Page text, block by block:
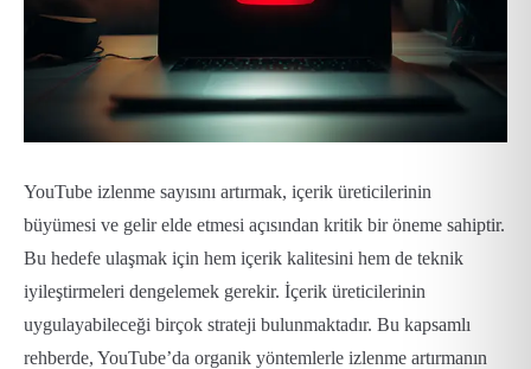
YouTube izlenme sayısını artırmak, içerik üreticilerinin
büyümesi ve gelir elde etmesi açısından kritik bir öneme sahiptir.
Bu hedefe ulaşmak için hem içerik kalitesini hem de teknik
iyileştirmeleri dengelemek gerekir. İçerik üreticilerinin
uygulayabileceği birçok strateji bulunmaktadır. Bu kapsamlı
rehberde, YouTube’da organik yöntemlerle izlenme artırmanın